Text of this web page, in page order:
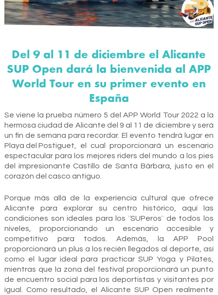
Del 9 al 11 de diciembre el Alicante
SUP Open dará la bienvenida al APP
World Tour en su primer evento en
España
Se viene la prueba número 5 del APP World Tour 2022 a la
hermosa ciudad de Alicante del 9 al 11 de diciembre y será
un fin de semana para recordar. El evento tendrá lugar en
Playa del Postiguet , el cual proporcionará un escenario
espectacular para los mejores riders del mundo a los pies
del impresionante Castillo de Santa Bárbara, justo en el
corazón del casco antiguo.
Porque más allá de la experiencia cultural que ofrece
Alicante para explorar su centro histórico, aquí las
condiciones son ideales para los ¨SUPeros¨ de todos los
niveles, proporcionando un escenario accesible y
competitivo para todos. Además, la APP Pool
proporcionará un plus a los recién llegados al deporte, así
como el lugar ideal para practicar SUP Yoga y Pilates,
mientras que la zona del festival proporcionará un punto
de encuentro social para los deportistas y visitantes por
igual. Como resultado, el Alicante SUP Open realmente